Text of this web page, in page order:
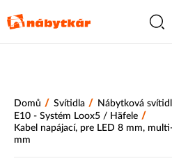
Domů / Svítidla / Nábytková
E10 - Systém Loox5 / Häfele /
Kabel napájací, pre LED 8 mm,
mm